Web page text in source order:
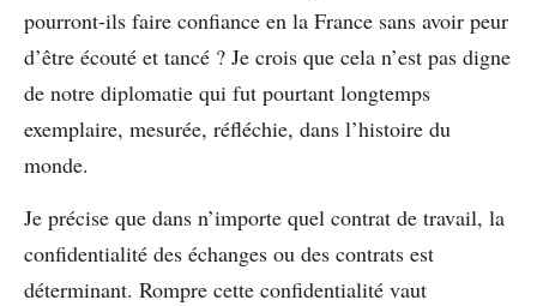
pourront-ils faire confiance en la France sans avoir peur
d’être écouté et tancé ? Je crois que cela n’est pas digne
de notre diplomatie qui fut pourtant longtemps
exemplaire, mesurée, réfléchie, dans l’histoire du
monde.
Je précise que dans n’importe quel contrat de travail, la
confidentialité des échanges ou des contrats est
déterminant. Rompre cette confidentialité vaut